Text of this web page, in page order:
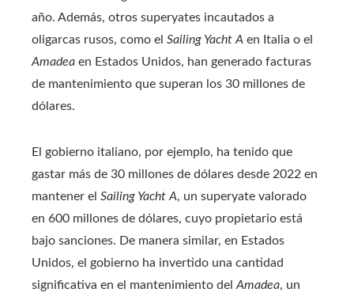
año. Además, otros superyates incautados a
oligarcas rusos, como el Sailing Yacht A en Italia o el
Amadea en Estados Unidos, han generado facturas
de mantenimiento que superan los 30 millones de
dólares.
El gobierno italiano, por ejemplo, ha tenido que
gastar más de 30 millones de dólares desde 2022 en
mantener el Sailing Yacht A, un superyate valorado
en 600 millones de dólares, cuyo propietario está
bajo sanciones. De manera similar, en Estados
Unidos, el gobierno ha invertido una cantidad
significativa en el mantenimiento del Amadea, un